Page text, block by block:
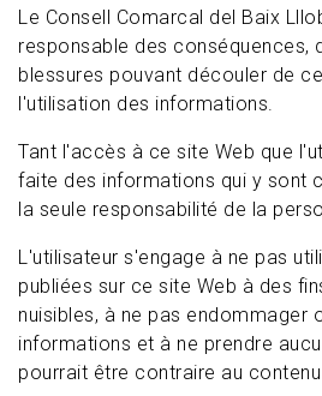
Le Consell Comarcal del Baix
responsable des conséquences,
blessures pouvant découler de
l'utilisation des informations.
Tant l'accès à ce site Web que
faite des informations qui y sont
la seule responsabilité de la
L'utilisateur s'engage à ne pas
publiées sur ce site Web à des
nuisibles, à ne pas endommager
informations et à ne prendre
pourrait être contraire au